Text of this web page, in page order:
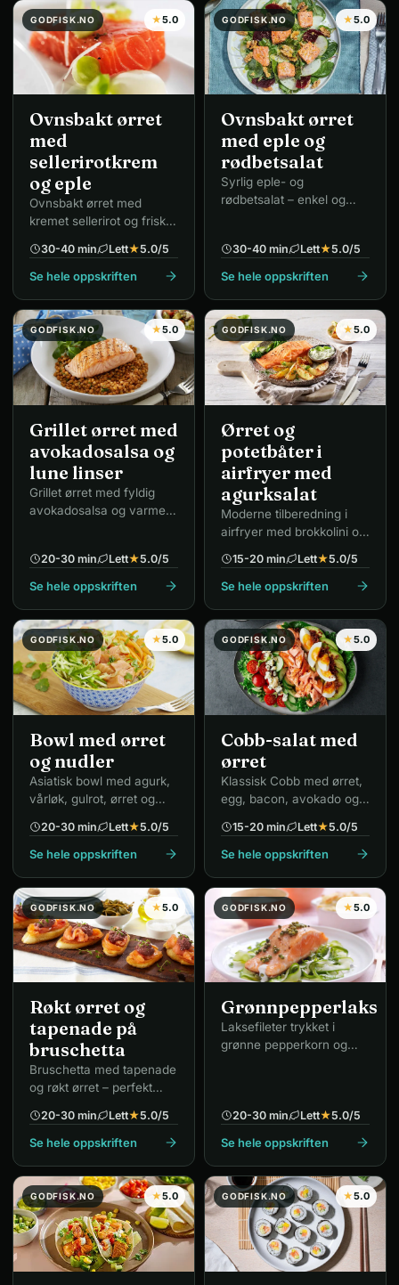
GODFISK.NO ★5.0
Ovnsbakt ørret
med
sellerirotkrem
og eple
Ovnsbakt ørret med
kremet sellerirot og frisk
30-40 min Lett★5.0/5
Se hele oppskriften
GODFISK.NO ★5.0
Ovnsbakt ørret
med eple og
rødbetsalat
Syrlig eple- og
rødbetsalat – enkel og
30-40 min Lett★5.0/5
Se hele oppskriften
GODFISK.NO ★5.0
Grillet ørret med
avokadosalsa og
lune linser
Grillet ørret med fyldig
avokadosalsa og varme
20-30 min Lett★5.0/5
Se hele oppskriften
GODFISK.NO ★5.0
Ørret og
potetbåter i
airfryer med
agurksalat
Moderne tilberedning i
airfryer med brokkolini og
15-20 min Lett★5.0/5
Se hele oppskriften
GODFISK.NO ★5.0
Bowl med ørret
og nudler
Asiatisk bowl med agurk,
vårløk, gulrot, ørret og
20-30 min Lett★5.0/5
Se hele oppskriften
GODFISK.NO ★5.0
Cobb-salat med
ørret
Klassisk Cobb med ørret,
egg, bacon, avokado og
15-20 min Lett★5.0/5
Se hele oppskriften
GODFISK.NO ★5.0
Røkt ørret og
tapenade på
bruschetta
Bruschetta med tapenade
og røkt ørret – perfekt
20-30 min Lett★5.0/5
Se hele oppskriften
GODFISK.NO ★5.0
Grønnpepperlaks
Laksefileter trykket i
grønne pepperkorn og
20-30 min Lett★5.0/5
Se hele oppskriften
GODFISK.NO ★5.0 GODFISK.NO ★5.0